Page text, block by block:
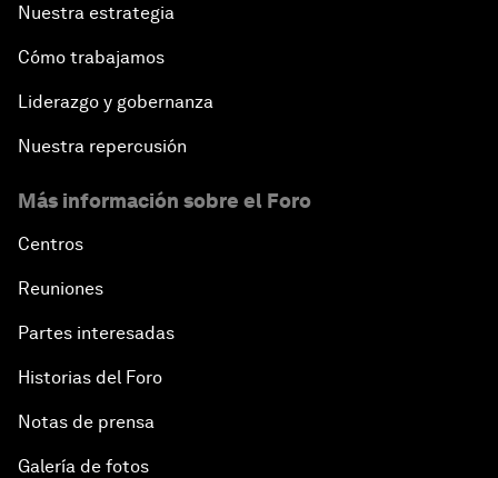
Nuestra estrategia
Cómo trabajamos
Liderazgo y gobernanza
Nuestra repercusión
Más información sobre el Foro
Centros
Reuniones
Partes interesadas
Historias del Foro
Notas de prensa
Galería de fotos